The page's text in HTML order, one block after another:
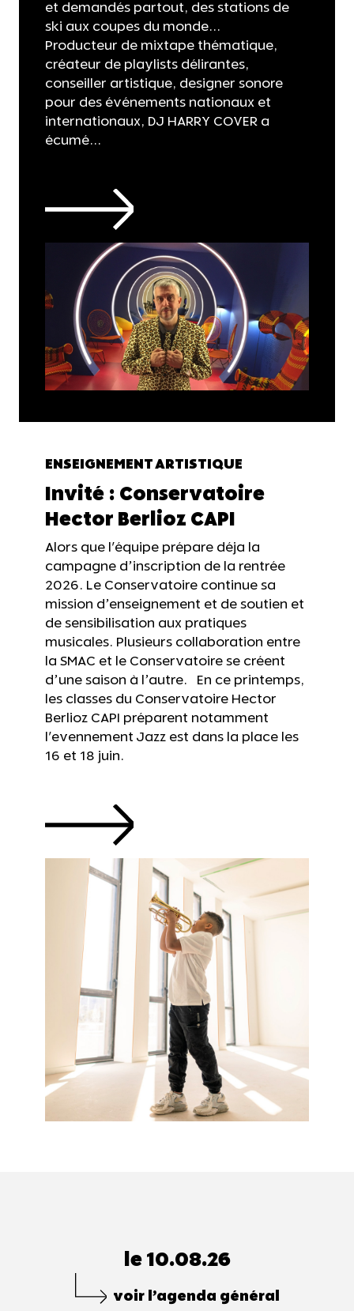
et demandés partout, des stations de
ski aux coupes du monde...
Producteur de mixtape thématique,
créateur de playlists délirantes,
conseiller artistique, designer sonore
pour des événements nationaux et
internationaux, DJ HARRY COVER a
écumé...
ENSEIGNEMENT ARTISTIQUE
Invité : Conservatoire
Hector Berlioz CAPI
Alors que l'équipe prépare déja la
campagne d’inscription de la rentrée
2026. Le Conservatoire continue sa
mission d’enseignement et de soutien et
de sensibilisation aux pratiques
musicales. Plusieurs collaboration entre
la SMAC et le Conservatoire se créent
d’une saison à l’autre. En ce printemps,
les classes du Conservatoire Hector
Berlioz CAPI préparent notamment
l'evennement Jazz est dans la place les
16 et 18 juin.
le 10.08.26
voir l’agenda général